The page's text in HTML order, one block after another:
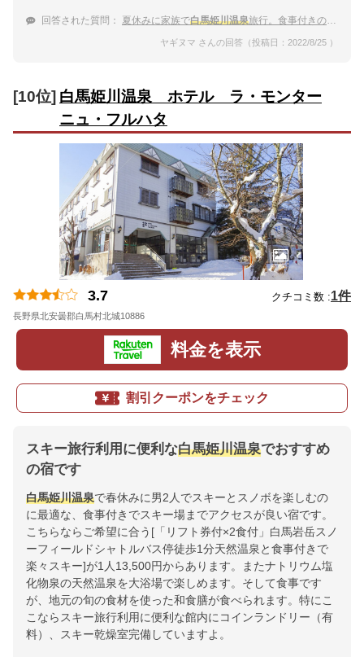
回答された質問： 夏休みに家族で白馬姫川温泉旅行。食事付きのおすすめの宿は？
ヤギヌマ さんの回答（投稿日：2022/8/25 ）
[10位] 白馬姫川温泉 ホテル ラ・モンター
ニュ・フルハタ
3.7 クチコミ数 :1件
長野県北安曇郡白馬村北城10886
料金を表示
割引クーポンをチェック
スキー旅行利用に便利な白馬姫川温泉でおすすめ
の宿です
白馬姫川温泉で春休みに男2人でスキーとスノボを楽しむの
に最適な、食事付きでスキー場までアクセスが良い宿です。
こちらならご希望に合う[「リフト券付×2食付」白馬岩岳スノ
ーフィールドシャトルバス停徒歩1分天然温泉と食事付きで
楽々スキー]が1人13,500円からあります。またナトリウム塩
化物泉の天然温泉を大浴場で楽しめます。そして食事です
が、地元の旬の食材を使った和食膳が食べられます。特にこ
こならスキー旅行利用に便利な館内にコインランドリー（有
料）、スキー乾燥室完備していますよ。